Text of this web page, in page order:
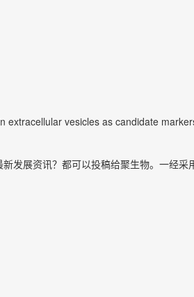
extracellular vesicles as candidate
发展资讯？都可以投稿给聚生物。一经采